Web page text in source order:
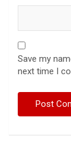
Save my
next time I